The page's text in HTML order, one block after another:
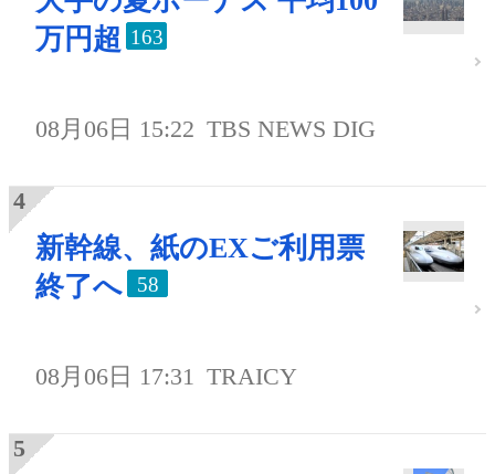
万円超 163
08月06日 15:22 TBS NEWS DIG
新幹線、紙のEXご利用票
終了へ
58
08月06日 17:31 TRAICY